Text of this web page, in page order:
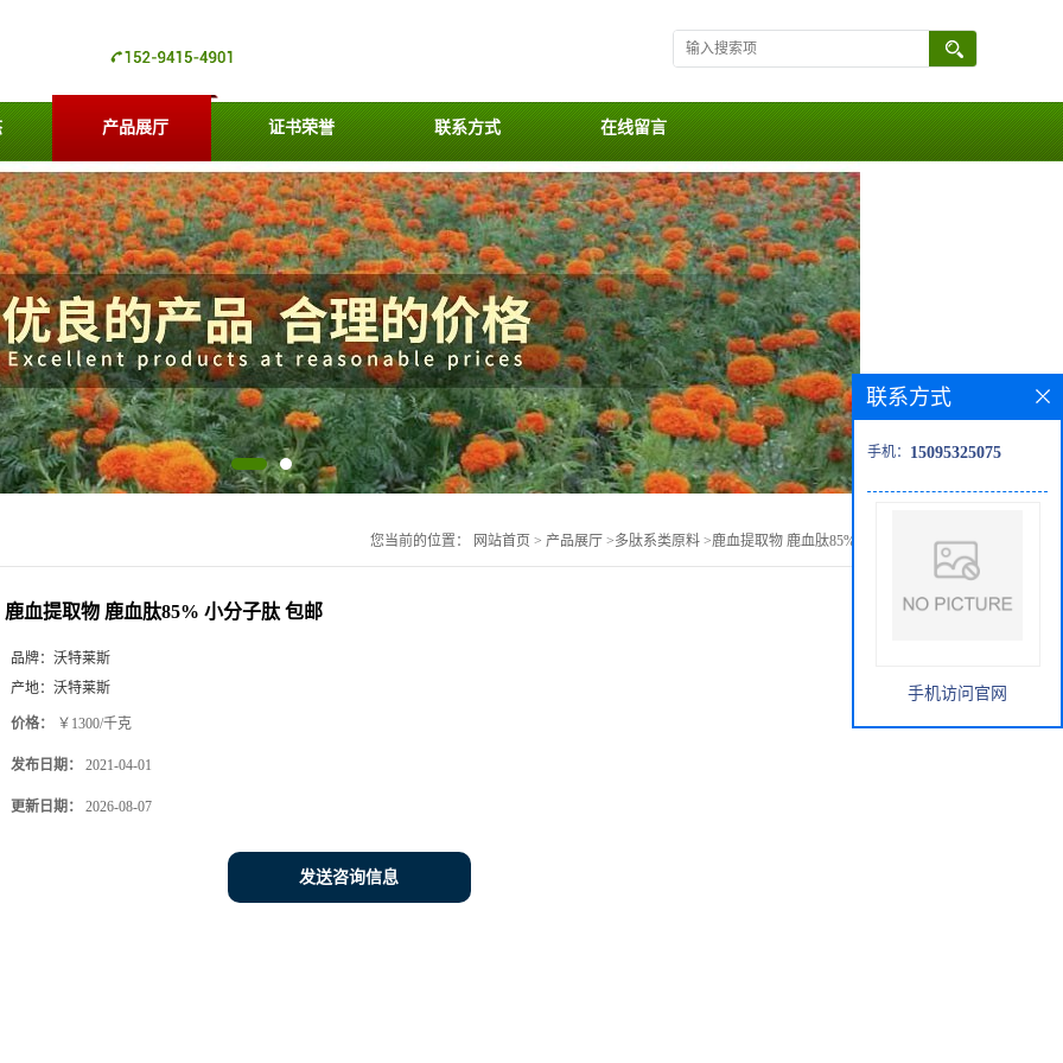
产品展厅 证书荣誉 联系方式 在线留言
您当前的位置： 网站首页 > 产品展厅 >多肽系类原料 >鹿血提取物 鹿血肽85% 小分子肽 包邮
鹿血提取物 鹿血肽85% 小分子肽 包邮
品牌： 沃特莱斯
产地： 沃特莱斯
价格： ￥1300/千克
发布日期： 2021-04-01
更新日期： 2026-08-07
发送咨询信息
联系方式
手机： 15095325075
手机访问官网